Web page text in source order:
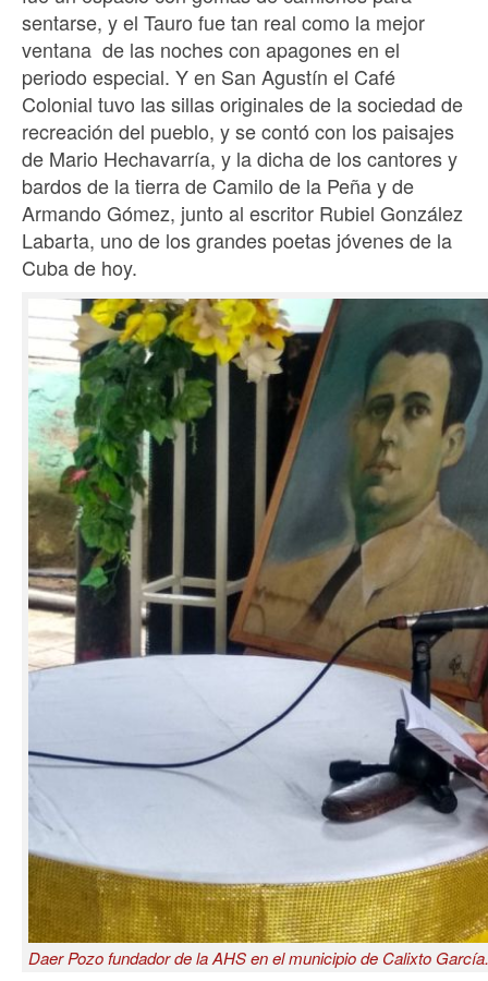
sentarse, y el Tauro fue tan real como la mejor
ventana de las noches con apagones en el
periodo especial. Y en San Agustín el Café
Colonial tuvo las sillas originales de la sociedad de
recreación del pueblo, y se contó con los paisajes
de Mario Hechavarría, y la dicha de los cantores y
bardos de la tierra de Camilo de la Peña y de
Armando Gómez, junto al escritor Rubiel González
Labarta, uno de los grandes poetas jóvenes de la
Cuba de hoy.
Daer Pozo fundador de la AHS en el municipio de Calixto García.